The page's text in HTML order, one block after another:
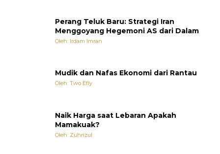
Perang Teluk Baru: Strategi Iran
Menggoyang Hegemoni AS dari Dalam
Oleh: Irdam Imran
Mudik dan Nafas Ekonomi dari Rantau
Oleh: Two Efly
Naik Harga saat Lebaran Apakah
Mamakuak?
Oleh: Zuhrizul